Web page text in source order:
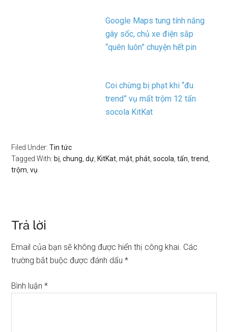
Google Maps tung tính năng
gây sốc, chủ xe điện sắp
“quên luôn” chuyện hết pin
Coi chừng bị phạt khi “đu
trend” vụ mất trộm 12 tấn
socola KitKat
Filed Under:Tin tức
Tagged With: bị ,chung ,dự KitKat ,mật ,phát ,socola ,tấn ,trend
trộm ,vụ
Trả lời
Email của bạn sẽ không được hiển thị công khai. Các
trường bắt buộc được đánh dấu*
Bình luận*